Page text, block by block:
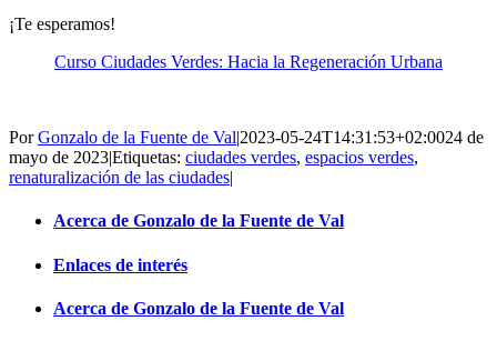
¡Te esperamos!
Curso Ciudades Verdes: Hacia la Regeneración Urbana
PorGonzalo de la Fuente de Val|2023-05-24T14:31:53+02:0024 de
mayo de 2023|Etiquetas: ciudades verdes, espacios verdes,
renaturalización de las ciudades|
Acerca de Gonzalo de la Fuente de Val
Enlaces de interés
Acerca de Gonzalo de la Fuente de Val